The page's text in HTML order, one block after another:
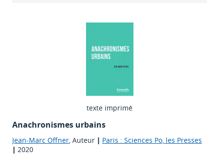
texte imprimé
Anachronismes urbains
Jean-Marc Offner, Auteur | Paris : Sciences Po, les Presses
| 2020